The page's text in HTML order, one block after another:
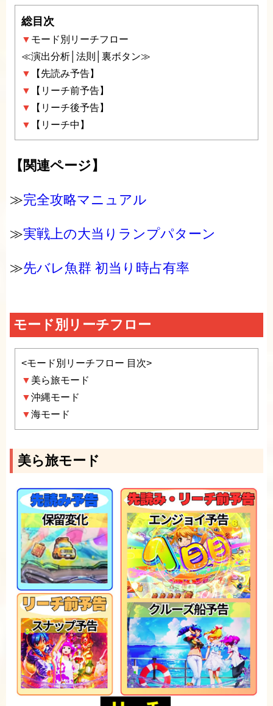
総目次
▼ モード別リーチフロー
≪演出分析│法則│裏ボタン≫
▼
【先読み予告】
▼
【リーチ前予告】
▼
【リーチ後予告】
▼
【リーチ中】
【関連ページ】
≫完全攻略マニュアル
≫実戦上の大当りランプパターン
≫先バレ魚群 初当り時占有率
モード別リーチフロー
<モード別リーチフロー 目次>
▼ 美ら旅モード
▼沖縄モード
▼海モード
美ら旅モード